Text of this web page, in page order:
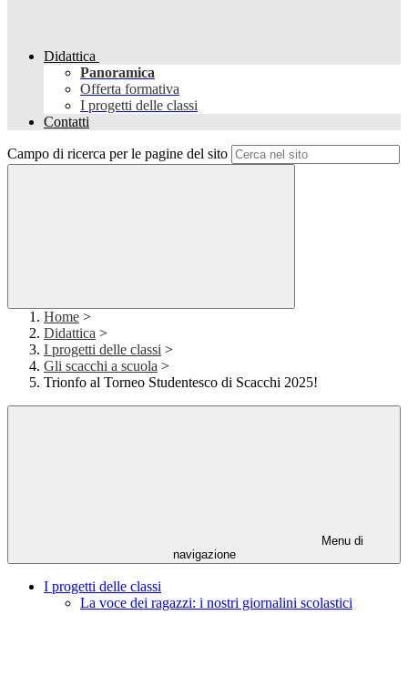
Didattica
Panoramica
Offerta formativa
I progetti delle classi
Contatti
Campo di ricerca per le pagine del sito
Home >
Didattica >
I progetti delle classi >
Gli scacchi a scuola >
Trionfo al Torneo Studentesco di Scacchi 2025!
Menu di
navigazione
I progetti delle classi
La voce dei ragazzi: i nostri giornalini scolastici